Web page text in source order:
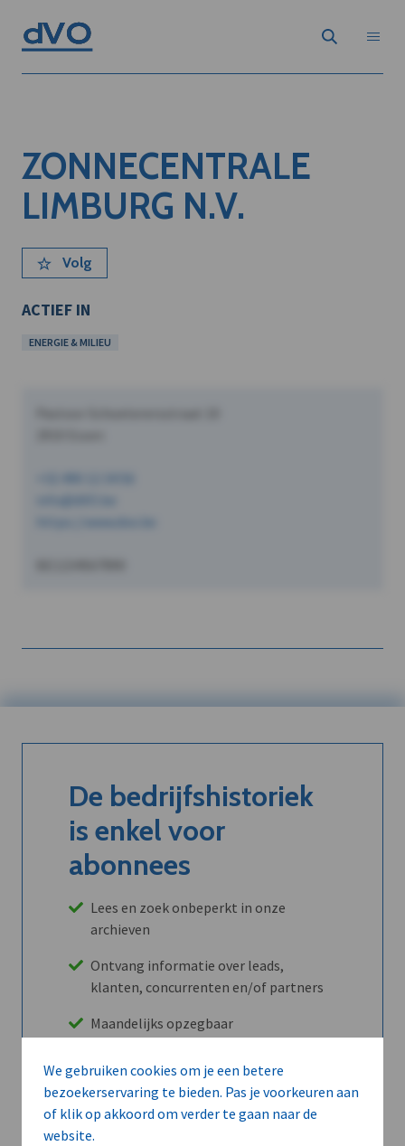
We gebruiken cookies om je een betere
bezoekerservaring te bieden. Pas je voorkeuren aan
of klik op akkoord om verder te gaan naar de
website.
ZONNECENTRALE
LIMBURG N.V.
Volg
ACTIEF IN
ENERGIE & MILIEU
De bedrijfshistoriek
is enkel voor
abonnees
Lees en zoek onbeperkt in onze
archieven
Ontvang informatie over leads,
klanten, concurrenten en/of partners
Maandelijks opzegbaar
Ontdek alle voordelen